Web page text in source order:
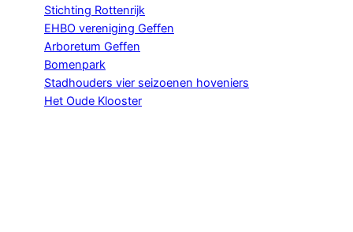
Stichting Rottenrijk
EHBO vereniging Geffen
Arboretum Geffen
Bomenpark
Stadhouders vier seizoenen hoveniers
Het Oude Klooster